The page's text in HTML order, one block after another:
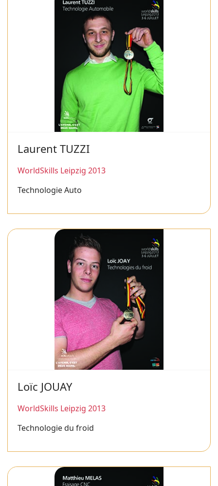
Laurent TUZZI
WorldSkills Leipzig 2013
Technologie Auto
Loïc JOUAY
WorldSkills Leipzig 2013
Technologie du froid